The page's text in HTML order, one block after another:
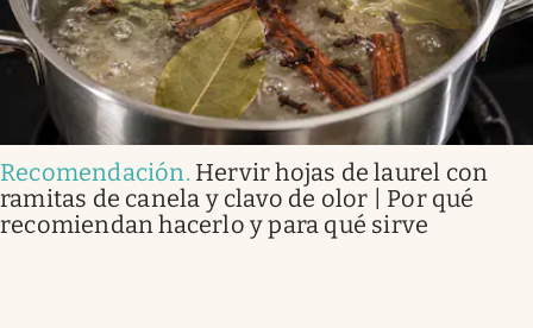
Recomendación. Hervir hojas de laurel con
ramitas de canela y clavo de olor | Por qué
recomiendan hacerlo y para qué sirve